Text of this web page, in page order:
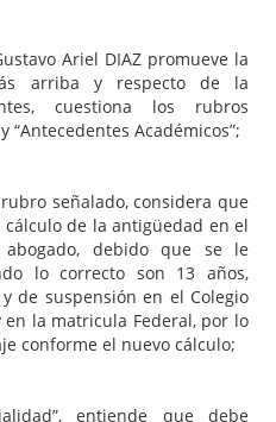
Ariel DIAZ promueve la
arriba y respecto de la
cuestiona los rubros
“Antecedentes Académicos”;
señalado, considera que
de la antigüedad en el
abogado, debido que se le
lo correcto son 13 años,
de suspensión en el Colegio
en la matricula Federal, por lo
conforme el nuevo cálculo;
entiende que debe